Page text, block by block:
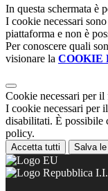
In questa schermata è
I cookie necessari
piattaforma e non è
Per conoscere quali
visionare la COOKIE
Cookie necessari per
I cookie necessari per
disabilitati. È possibile
policy.
Accetta tutti Salva